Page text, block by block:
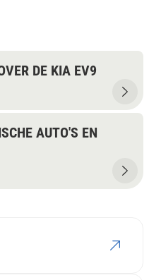
DE KIA EV9
AUTO'S EN